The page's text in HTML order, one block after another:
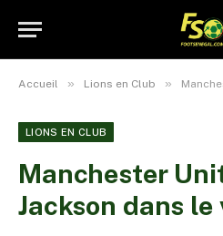
Accueil » Lions en Club »
LIONS EN CLUB
Manchester
Jackson dans le